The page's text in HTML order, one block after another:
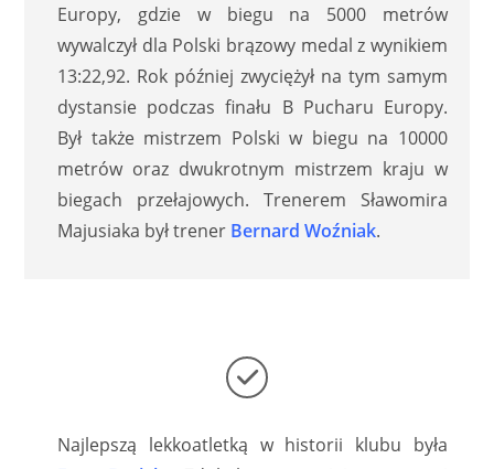
Europy, gdzie w biegu na 5000 metrów
wywalczył dla Polski brązowy medal z wynikiem
13:22,92. Rok później zwyciężył na tym samym
dystansie podczas finału B Pucharu Europy.
Był także mistrzem Polski w biegu na 10000
metrów oraz dwukrotnym mistrzem kraju w
biegach przełajowych. Trenerem Sławomira
Majusiaka był trener Bernard Woźniak.
Najlepszą lekkoatletką w historii klubu była